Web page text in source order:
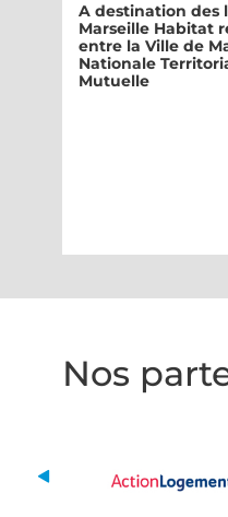
A destination des
Marseille Habitat
entre la Ville de
Nationale
Mutuelle
Nos